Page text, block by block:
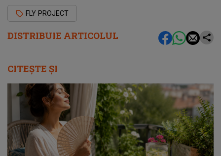
DISTRIBUIE ARTICOLUL
FLY PROJECT
CITEȘTE ȘI